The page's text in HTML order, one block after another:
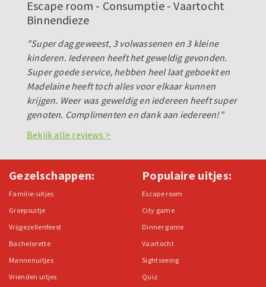
Escape room - Consumptie - Vaartocht
Binnendieze
"Super dag geweest, 3 volwassenen en 3 kleine
kinderen. Iedereen heeft het geweldig gevonden.
Super goede service, hebben heel laat geboekt en
Madelaine heeft toch alles voor elkaar kunnen
krijgen. Weer was geweldig en iedereen heeft super
genoten. Complimenten en dank aan iedereen!"
Bekijk alle reviews >
Gezelschappen:
Familie-uitjes
Groepsuitje
Vrijgezellenfeest
Bachelorette
Mannenuitjes
Vrienden uitjes
Populaire uitjes:
Escape room
City game
Dinner game
Vaartocht
Sightseeing
Quiz